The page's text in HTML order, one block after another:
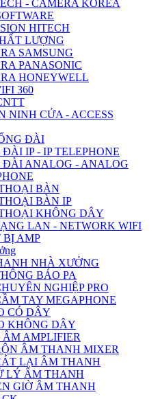
- CAMERA KOREA
HITECH
LƯỢNG
SAMSUNG
PANASONIC
HONEYWELL
360
NINH CỬA - ACCESS
ĐÀI
IP - IP TELEPHONE
ĐÀI ANALOG - ANALOG
BÀN
BÀN IP
KHÔNG DÂY
LAN - NETWORK WIFI
BỊ AMP
NHÀ XƯỞNG
BÁO PA
NGHIỆP PRO
TAY MEGAPHONE
CÓ DÂY
KHÔNG DÂY
AMPLIFIER
ÂM THANH MIXER
LẠI ÂM THANH
LÝ ÂM THANH
GIỜ ÂM THANH